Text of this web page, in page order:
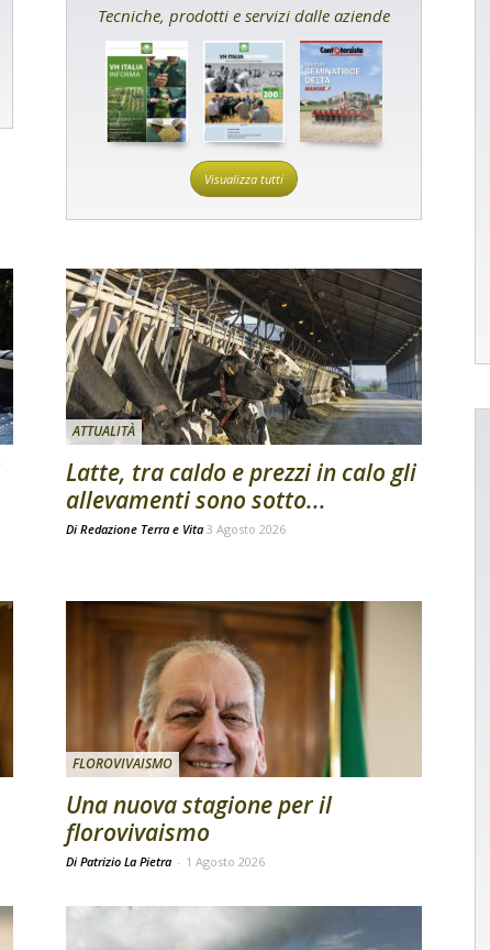
Tecniche, prodotti e servizi dalle aziende
Visualizza tutti
ATTUALITÀ
Latte, tra caldo e prezzi in calo gli
allevamenti sono sotto...
Di Redazione Terra e Vita 3 Agosto 2026
FLOROVIVAISMO
Una nuova stagione per il
florovivaismo
Di Patrizio La Pietra - 1 Agosto 2026